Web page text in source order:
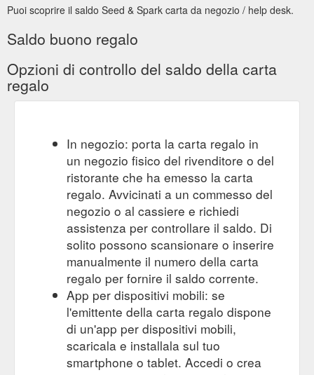
Puoi scoprire il saldo Seed & Spark carta da negozio / help desk.
Saldo buono regalo
Opzioni di controllo del saldo della carta
regalo
In negozio: porta la carta regalo in
un negozio fisico del rivenditore o del
ristorante che ha emesso la carta
regalo. Avvicinati a un commesso del
negozio o al cassiere e richiedi
assistenza per controllare il saldo. Di
solito possono scansionare o inserire
manualmente il numero della carta
regalo per fornire il saldo corrente.
App per dispositivi mobili: se
l'emittente della carta regalo dispone
di un'app per dispositivi mobili,
scaricala e installala sul tuo
smartphone o tablet. Accedi o crea